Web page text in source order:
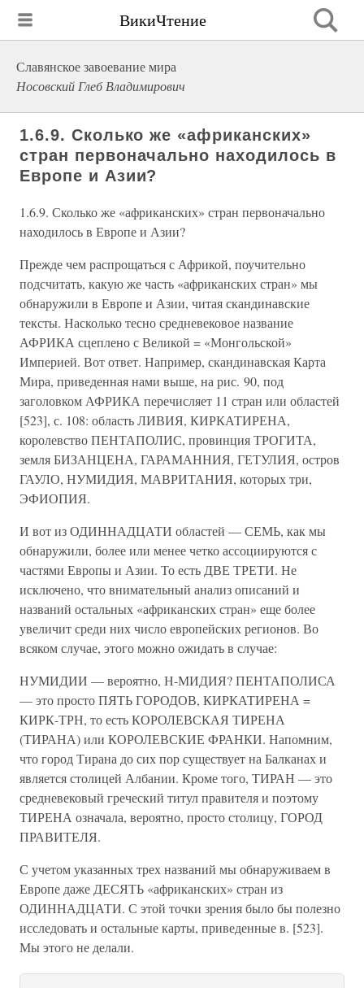
ВикиЧтение
Славянское завоевание мира
Носовский Глеб Владимирович
1.6.9. Сколько же «африканских»
стран первоначально находилось в
Европе и Азии?
1.6.9. Сколько же «африканских» стран первоначально
находилось в Европе и Азии?
Прежде чем распрощаться с Африкой, поучительно
подсчитать, какую же часть «африканских стран» мы
обнаружили в Европе и Азии, читая скандинавские
тексты. Насколько тесно средневековое название
АФРИКА сцеплено с Великой = «Монгольской»
Империей. Вот ответ. Например, скандинавская Карта
Мира, приведенная нами выше, на рис. 90, под
заголовком АФРИКА перечисляет 11 стран или областей
[523], с. 108: область ЛИВИЯ, КИРКАТИРЕНА,
королевство ПЕНТАПОЛИС, провинция ТРОГИТА,
земля БИЗАНЦЕНА, ГАРАМАННИЯ, ГЕТУЛИЯ, остров
ГАУЛО, НУМИДИЯ, МАВРИТАНИЯ, которых три,
ЭФИОПИЯ.
И вот из ОДИННАДЦАТИ областей — СЕМЬ, как мы
обнаружили, более или менее четко ассоциируются с
частями Европы и Азии. То есть ДВЕ ТРЕТИ. Не
исключено, что внимательный анализ описаний и
названий остальных «африканских стран» еще более
увеличит среди них число европейских регионов. Во
всяком случае, этого можно ожидать в случае:
НУМИДИИ — вероятно, Н-МИДИЯ? ПЕНТАПОЛИСА
— это просто ПЯТЬ ГОРОДОВ, КИРКАТИРЕНА =
КИРК-ТРН, то есть КОРОЛЕВСКАЯ ТИРЕНА
(ТИРАНА) или КОРОЛЕВСКИЕ ФРАНКИ. Напомним,
что город Тирана до сих пор существует на Балканах и
является столицей Албании. Кроме того, ТИРАН — это
средневековый греческий титул правителя и поэтому
ТИРЕНА означала, вероятно, просто столицу, ГОРОД
ПРАВИТЕЛЯ.
С учетом указанных трех названий мы обнаруживаем в
Европе даже ДЕСЯТЬ «африканских» стран из
ОДИННАДЦАТИ. С этой точки зрения было бы полезно
исследовать и остальные карты, приведенные в. [523].
Мы этого не делали.